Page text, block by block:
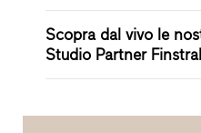
Scopra dal vivo le
Studio Partner